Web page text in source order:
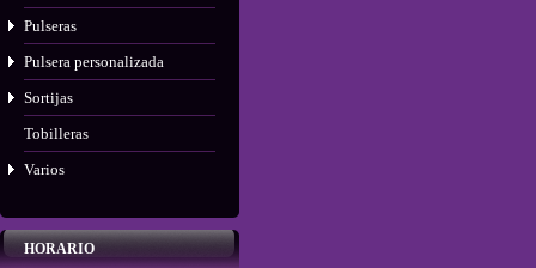
Pulseras
Pulsera personalizada
Sortijas
Tobilleras
Varios
HORARIO